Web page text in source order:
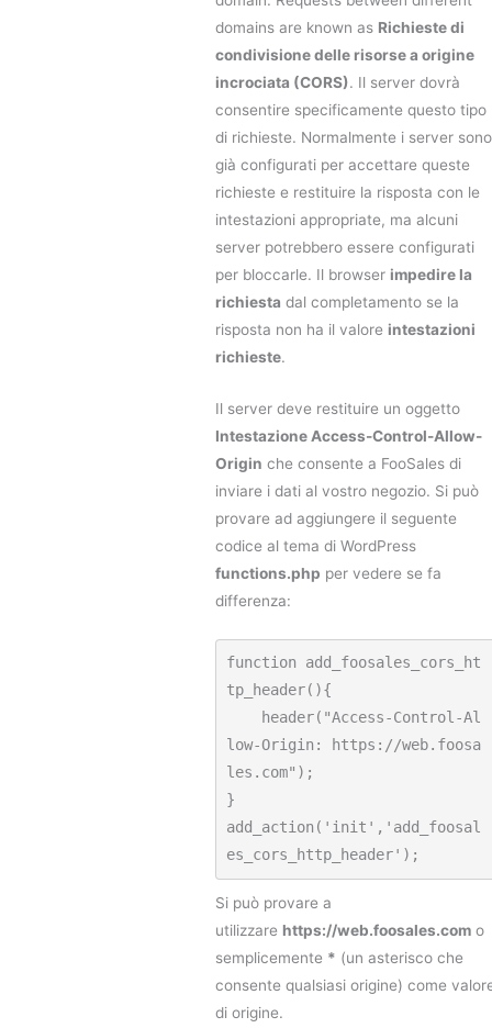
domains are known as Richieste di
condivisione delle risorse a origine
incrociata (CORS). Il server dovrà
consentire specificamente questo tipo
di richieste. Normalmente i server sono
già configurati per accettare queste
richieste e restituire la risposta con le
intestazioni appropriate, ma alcuni
server potrebbero essere configurati
per bloccarle. Il browser impedire la
richiesta dal completamento se la
risposta non ha il valore intestazioni
richieste.
Il server deve restituire un oggetto
Intestazione Access-Control-Allow-
Origin che consente a FooSales di
inviare i dati al vostro negozio. Si può
provare ad aggiungere il seguente
codice al tema di WordPress
functions.php per vedere se fa
differenza:
function add_foosales_cors_ht
tp_header(){
low-Origin: https://web.foosa
les.com");
}
add_action('init','add_foosal
es_cors_http_header');
Si può provare a
utilizzare https://web.foosales.com o
semplicemente * (un asterisco che
consente qualsiasi origine) come
di origine.